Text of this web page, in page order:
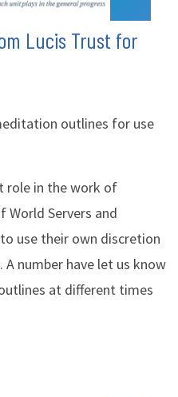
Lucis Trust for
outlines for use
role in the work of
World Servers and
use their own discretion
number have let us know
at different times